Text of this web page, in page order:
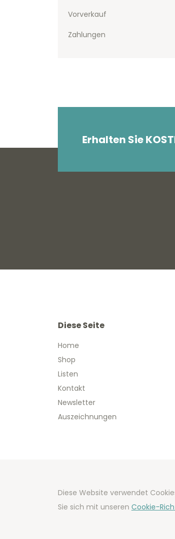
Vorverkauf
Zahlungen
Erhalten Sie
Diese Seite
Home
Shop
Listen
Kontakt
Newsletter
Auszeichnungen
Diese Website verwendet
Sie sich mit unseren Cookie-